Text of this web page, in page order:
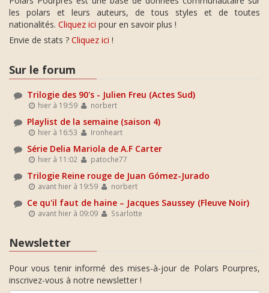
les polars et leurs auteurs, de tous styles et de toutes
nationalités. Cliquez ici pour en savoir plus !
Envie de stats ? Cliquez ici !
Sur le forum
Trilogie des 90's - Julien Freu (Actes Sud)
hier à 19:59 norbert
Playlist de la semaine (saison 4)
hier à 16:53 Ironheart
Série Delia Mariola de A.F Carter
hier à 11:02 patoche77
Trilogie Reine rouge de Juan Gómez-Jurado
avant hier à 19:59 norbert
Ce qu'il faut de haine – Jacques Saussey (Fleuve Noir)
avant hier à 09:09 Ssarlotte
Newsletter
Pour vous tenir informé des mises-à-jour de Polars Pourpres,
inscrivez-vous à notre newsletter !